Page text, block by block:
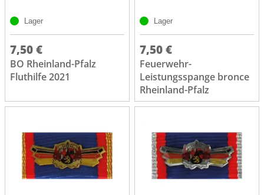
Lager
7,50 €
BO Rheinland-Pfalz
Fluthilfe 2021
Lager
7,50 €
Feuerwehr-
Leistungsspange bronce
Rheinland-Pfalz